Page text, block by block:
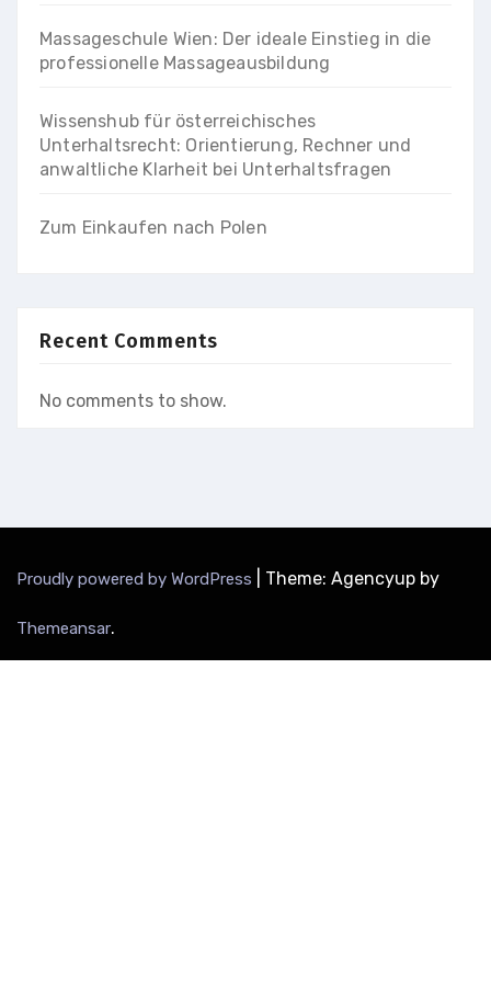
Massageschule Wien: Der ideale Einstieg in die
professionelle Massageausbildung
Wissenshub für österreichisches
Unterhaltsrecht: Orientierung, Rechner und
anwaltliche Klarheit bei Unterhaltsfragen
Zum Einkaufen nach Polen
Recent Comments
No comments to show.
Proudly powered by WordPress Theme: Agencyup by
Themeansar.